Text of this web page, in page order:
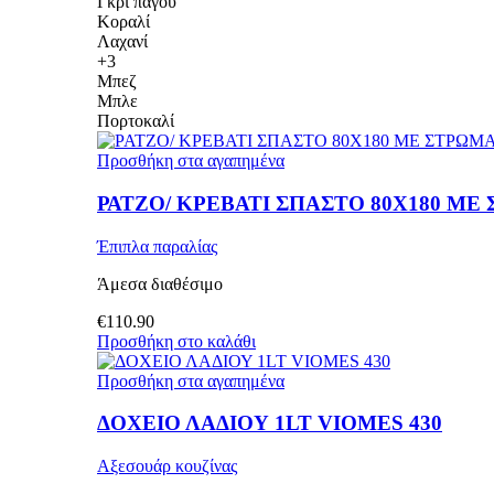
Κοραλί
Λαχανί
+3
Μπεζ
Μπλε
Πορτοκαλί
Προσθήκη στα αγαπημένα
ΡΑΤΖΟ/ ΚΡΕΒΑΤΙ ΣΠΑΣΤΟ 80Χ180
Έπιπλα παραλίας
Άμεσα διαθέσιμο
€110.90
Προσθήκη στο καλάθι
Προσθήκη στα αγαπημένα
ΔΟΧΕΙΟ ΛΑΔΙΟΥ 1LT VIOMES 430
Αξεσουάρ κουζίνας